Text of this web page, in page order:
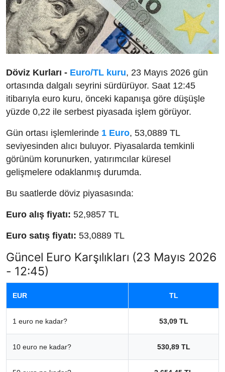
Döviz Kurları - Euro/TL kuru, 23 Mayıs 2026 gün
ortasında dalgalı seyrini sürdürüyor. Saat 12:45
itibarıyla euro kuru, önceki kapanışa göre düşüşle
yüzde 0,22 ile serbest piyasada işlem görüyor.
Gün ortası işlemlerinde 1 Euro, 53,0889 TL
seviyesinden alıcı buluyor. Piyasalarda temkinli
görünüm korunurken, yatırımcılar küresel
gelişmelere odaklanmış durumda.
Bu saatlerde döviz piyasasında:
Euro alış fiyatı: 52,9857 TL
Euro satış fiyatı: 53,0889 TL
Güncel Euro Karşılıkları (23 Mayıs 2026
- 12:45)
EUR TL
1 euro ne kadar? 53,09 TL
10 euro ne kadar? 530,89 TL